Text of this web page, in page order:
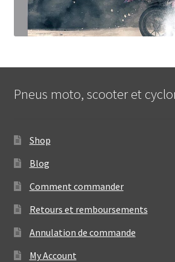
Pneus moto, scooter et
Shop
Blog
Comment commander
Retours et remboursements
Annulation de commande
My Account